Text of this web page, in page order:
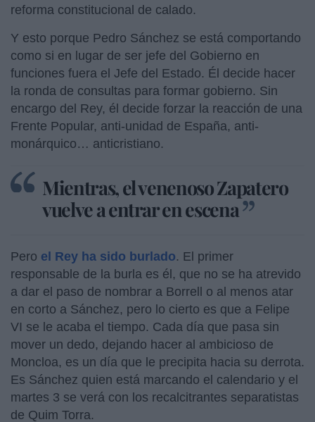
reforma constitucional de calado.
Y esto porque Pedro Sánchez se está comportando
como si en lugar de ser jefe del Gobierno en
funciones fuera el Jefe del Estado. Él decide hacer
la ronda de consultas para formar gobierno. Sin
encargo del Rey, él decide forzar la reacción de una
Frente Popular, anti-unidad de España, anti-
monárquico… anticristiano.
Mientras, el venenoso Zapatero
vuelve a entrar en escena
Pero el Rey ha sido burlado. El primer
responsable de la burla es él, que no se ha atrevido
a dar el paso de nombrar a Borrell o al menos atar
en corto a Sánchez, pero lo cierto es que a Felipe
VI se le acaba el tiempo. Cada día que pasa sin
mover un dedo, dejando hacer al ambicioso de
Moncloa, es un día que le precipita hacia su derrota.
Es Sánchez quien está marcando el calendario y el
martes 3 se verá con los recalcitrantes separatistas
de Quim Torra.